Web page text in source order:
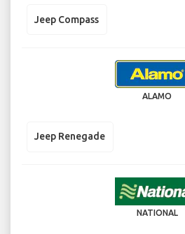
Jeep Compass
ALAMO
Jeep Renegade
NATIONAL